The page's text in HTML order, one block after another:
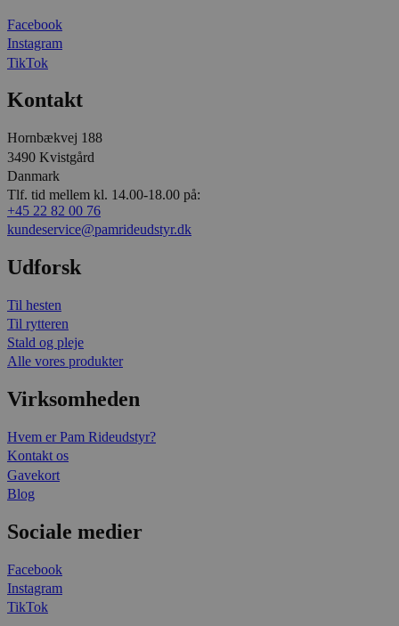
Facebook
Instagram
TikTok
Kontakt
Hornbækvej 188
3490 Kvistgård
Danmark
Tlf. tid mellem kl. 14.00-18.00 på:
+45 22 82 00 76
kundeservice@pamrideudstyr.dk
Udforsk
Til hesten
Til rytteren
Stald og pleje
Alle vores produkter
Virksomheden
Hvem er Pam Rideudstyr?
Kontakt os
Gavekort
Blog
Sociale medier
Facebook
Instagram
TikTok